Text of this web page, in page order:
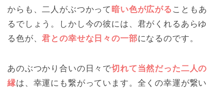
からも、二人がぶつかって 暗い色が広がる こともあ
るでしょう。しかし今の彼には、君がくれるあらゆ
る色が、君との幸せな日々の一部になるのです。
あのぶつかり合いの日々で切れて当然だった二人の
縁は、幸運にも繋がっています。全くの幸運が繋い